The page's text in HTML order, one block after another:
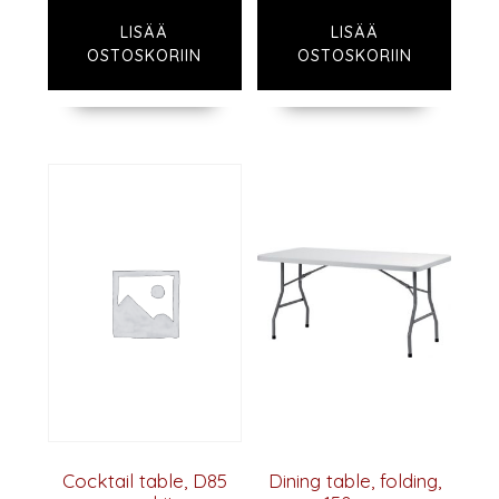
LISÄÄ
OSTOSKORIIN
LISÄÄ
OSTOSKORIIN
Cocktail table, D85
Dining table, folding,